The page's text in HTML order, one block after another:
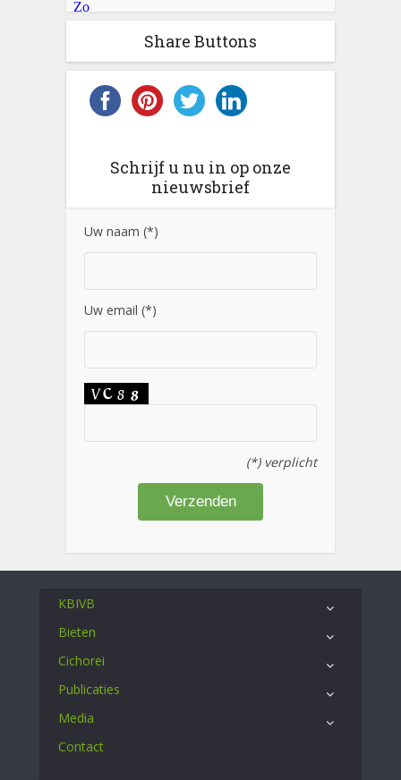
Share Buttons
Schrijf u nu in op onze
nieuwsbrief
Uw naam (*)
Uw email (*)
(*) verplicht
KBIVB
Bieten
Cichorei
Publicaties
Media
Contact